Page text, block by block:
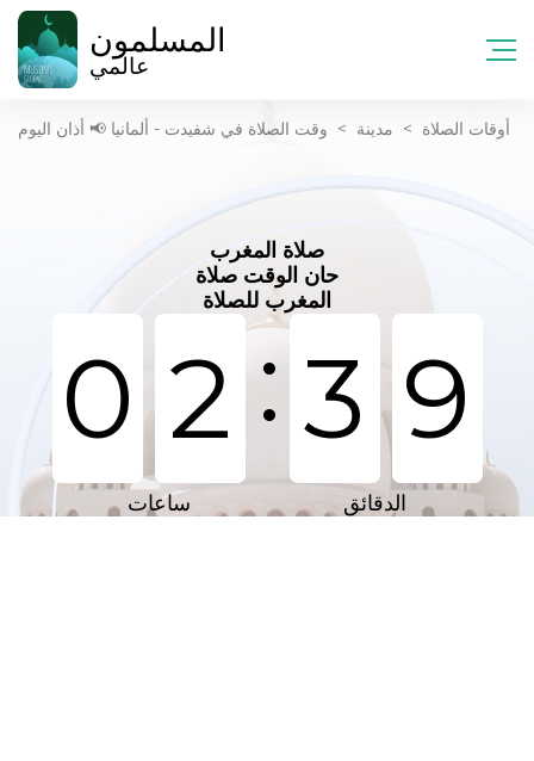
المسلمون
عالمي
أوقات الصلاة > مدينة > وقت الصلاة في شفيدت - ألمانيا 📢 أذان اليوم
صلاة المغرب
حان الوقت صلاة
المغرب للصلاة
0 2 :3 9
ساعات الدقائق